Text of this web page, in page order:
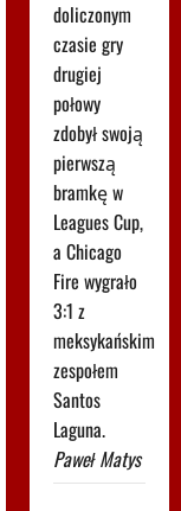
doliczonym
czasie gry
drugiej
połowy
zdobył swoją
pierwszą
bramkę w
Leagues Cup,
a Chicago
Fire wygrało
3:1 z
meksykańskim
zespołem
Santos
Laguna.
Paweł Matys